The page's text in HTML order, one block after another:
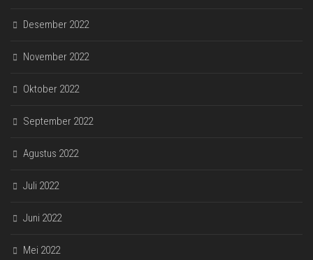
Desember 2022
November 2022
Oktober 2022
September 2022
Agustus 2022
Juli 2022
Juni 2022
Mei 2022